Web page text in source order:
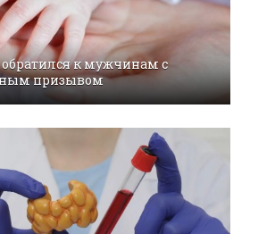
к мужчинам с
призывом